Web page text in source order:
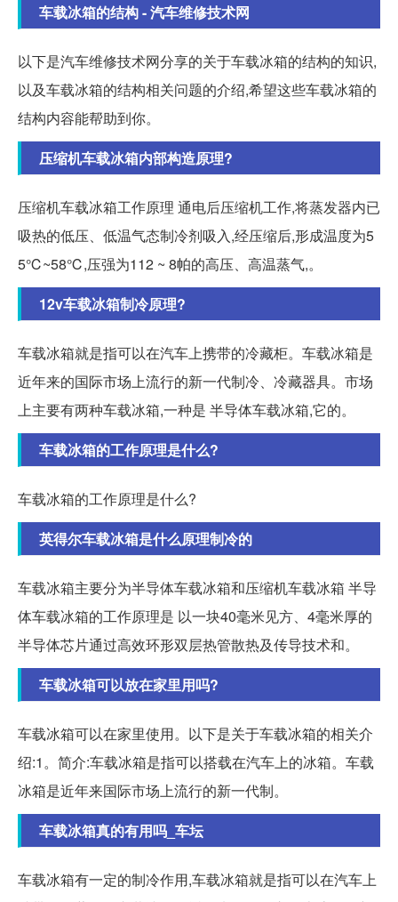
车载冰箱的结构 - 汽车维修技术网
以下是汽车维修技术网分享的关于车载冰箱的结构的知识,
以及车载冰箱的结构相关问题的介绍,希望这些车载冰箱的
结构内容能帮助到你。
压缩机车载冰箱内部构造原理?
压缩机车载冰箱工作原理 通电后压缩机工作,将蒸发器内已
吸热的低压、低温气态制冷剂吸入,经压缩后,形成温度为5
5℃~58℃,压强为112 ~ 8帕的高压、高温蒸气,。
12v车载冰箱制冷原理?
车载冰箱就是指可以在汽车上携带的冷藏柜。车载冰箱是
近年来的国际市场上流行的新一代制冷、冷藏器具。市场
上主要有两种车载冰箱,一种是 半导体车载冰箱,它的。
车载冰箱的工作原理是什么?
车载冰箱的工作原理是什么?
英得尔车载冰箱是什么原理制冷的
车载冰箱主要分为半导体车载冰箱和压缩机车载冰箱 半导
体车载冰箱的工作原理是 以一块40毫米见方、4毫米厚的
半导体芯片通过高效环形双层热管散热及传导技术和。
车载冰箱可以放在家里用吗?
车载冰箱可以在家里使用。以下是关于车载冰箱的相关介
绍:1。简介:车载冰箱是指可以搭载在汽车上的冰箱。车载
冰箱是近年来国际市场上流行的新一代制。
车载冰箱真的有用吗_车坛
车载冰箱有一定的制冷作用,车载冰箱就是指可以在汽车上